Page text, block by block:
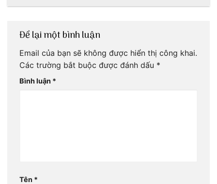
Để lại một bình luận
Email của bạn sẽ không được hiển thị công khai.
Các trường bắt buộc được đánh dấu *
Bình luận *
Tên *